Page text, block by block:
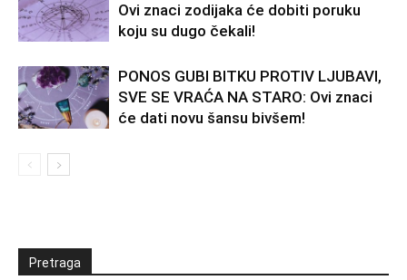
Ovi znaci zodijaka će dobiti poruku
koju su dugo čekali!
PONOS GUBI BITKU PROTIV LJUBAVI,
SVE SE VRAĆA NA STARO: Ovi znaci
će dati novu šansu bivšem!
Pretraga